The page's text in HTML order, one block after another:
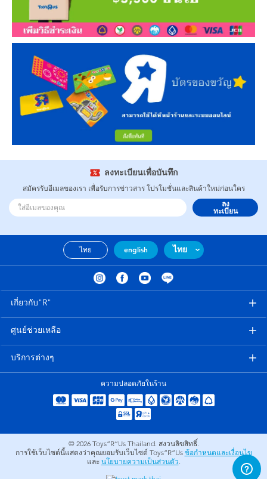
ลงทะเบียนเพื่อบันทึก
สมัครรับอีเมลของเรา เพื่อรับการข่าวสาร โปรโมชั่นและสินค้าใหม่ก่อนใคร
ลง
ทะเบียน
ไทย english ไทย
เกี่ยวกับ"R"
ศูนย์ช่วยเหลือ
บริการต่างๆ
ความปลอดภัยในร้าน
© 2026 Toys”R”Us Thailand. สงวนลิขสิทธิ์.
การใช้เว็บไซต์นี้แสดงว่าคุณยอมรับเว็บไซต์ Toys”R”Us ข้อกำหนดและเงื่อนไข
และ นโยบายความเป็นส่วนตัว